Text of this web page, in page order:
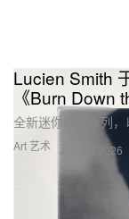
Art 艺术
Lucien Smith
《Burn Down
全新迷你喷绘系列，
Jun 11, 2026